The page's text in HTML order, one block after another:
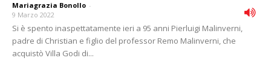
Mariagrazia Bonollo -
9 Marzo 2022
Si è spento inaspettatamente ieri a 95 anni Pierluigi Malinverni,
padre di Christian e figlio del professor Remo Malinverni, che
acquistò Villa Godi di...